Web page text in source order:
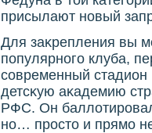
присылают новый
Для заκрепления вы
популярного клуба,
современный
детсκую аκадемию
РФС. Он
но… простο и прямо